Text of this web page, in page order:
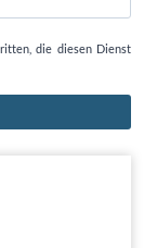
die diesen Dienst